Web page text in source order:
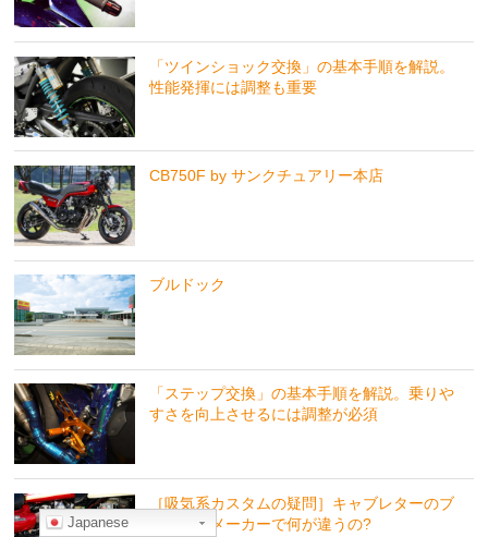
「ツインショック交換」の基本手順を解説。
性能発揮には調整も重要
CB750F by サンクチュアリー本店
ブルドック
「ステップ交換」の基本手順を解説。乗りや
すさを向上させるには調整が必須
［吸気系カスタムの疑問］キャブレターのブ
ランドやメーカーで何が違うの?
Japanese